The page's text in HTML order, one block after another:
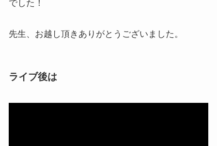
でした！
先生、お越し頂きありがとうございました。
ライブ後は